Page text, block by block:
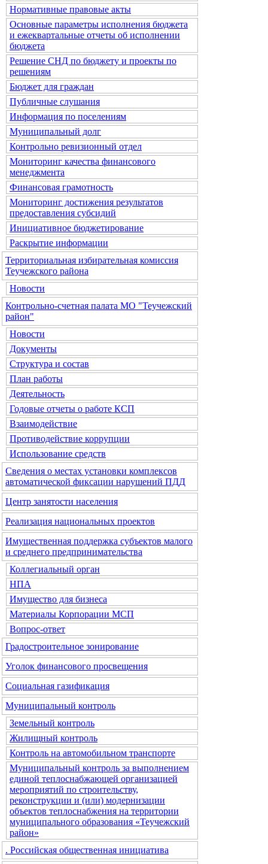
Нормативные правовые акты
Основные параметры исполнения бюджета
и ежеквартальные отчеты об исполнении
бюджета
Решение СНД по бюджету и проекты по
решениям
Бюджет для граждан
Публичные слушания
Информация по поселениям
Муниципальный долг
Контрольно ревизионный отдел
Мониторинг качества финансового
менеджмента
Финансовая грамотность
Мониторинг достижения результатов
предоставления субсидий
Инициативное бюджетирование
Раскрытие информации
Территориальная избирательная комиссия
Теучежского района
Новости
Контрольно-счетная палата МО "Теучежский
район"
Новости
Документы
Структура и состав
План работы
Деятельность
Годовые отчеты о работе КСП
Взаимодействие
Противодействие коррупции
Использование средств
Сведения о местах установки комплексов
автоматической фиксации нарушений ПДД
Центр занятости населения
Реализация национальных проектов
Имущественная поддержка субъектов малого
и среднего предпринимательства
Коллегиальный орган
НПА
Имущество для бизнеса
Материалы Корпорации МСП
Вопрос-ответ
Градостроительное зонирование
Уголок финансового просвещения
Социальная газификация
Муниципальный контроль
Земельный контроль
Жилищный контроль
Контроль на автомобильном транспорте
Муниципальный контроль за выполнением
единой теплоснабжающей организацией
мероприятий по строительству,
реконструкции и (или) модернизации
объектов теплоснабжения на территории
муниципального образования «Теучежский
район»
. Российская общественная инициатива